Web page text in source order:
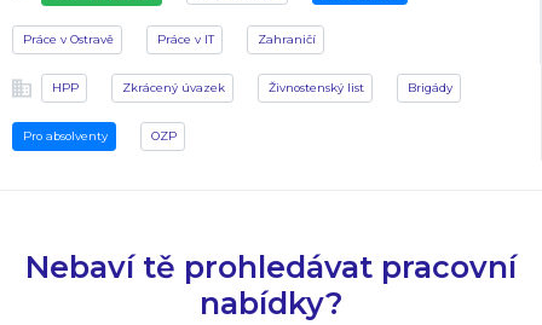
Práce v Ostravě Práce v IT Zahraničí
HPP Zkrácený úvazek Živnostenský list Brigády
Pro absolventy OZP
Nebaví tě prohledávat pracovní
nabídky?